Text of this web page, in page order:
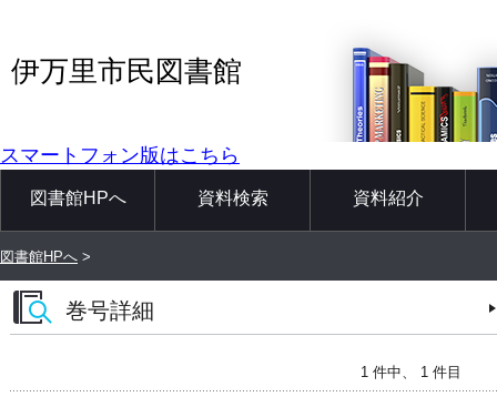
伊万里市民図書館
スマートフォン版はこちら
図書館HPへ 資料検索 資料紹介
図書館HPへ >
巻号詳細
1 件中、 1 件目